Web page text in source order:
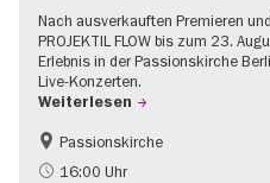
Nach ausverkauften Premieren
PROJEKTIL FLOW bis zum 23.
Erlebnis in der Passionskirche
Live-Konzerten.
Weiterlesen
Barrierefrei
Kultursommer
Passionskirche
16:00 Uhr